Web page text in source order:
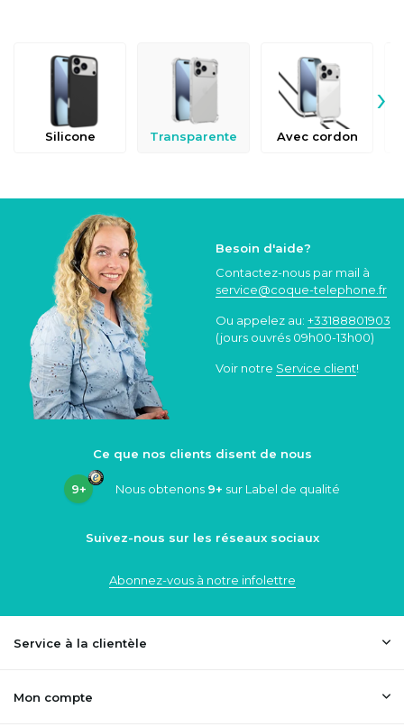
Silicone Transparente Avec cordon
›
Besoin d'aide?
Contactez-nous par mail à
service@coque-telephone.fr
Ou appelez au: +33188801903
(jours ouvrés 09h00-13h00)
Voir notre Service client!
Ce que nos clients disent de nous
9+ Nous obtenons 9+ sur Label de qualité
Suivez-nous sur les réseaux sociaux
Abonnez-vous à notre infolettre
Service à la clientèle
Mon compte